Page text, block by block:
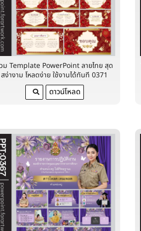
ม Template PowerPoint ลายไทย สุด
สง่างาม โหลดง่าย ใช้งานได้ทันที 0371
ดาวน์โหลด